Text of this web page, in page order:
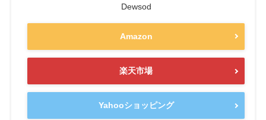
Dewsod
Amazon
楽天市場
Yahooショッピング